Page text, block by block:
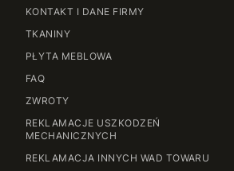
KONTAKT I DANE FIRMY
TKANINY
PŁYTA MEBLOWA
FAQ
ZWROTY
REKLAMACJE USZKODZEŃ
MECHANICZNYCH
REKLAMACJA INNYCH WAD TOWARU